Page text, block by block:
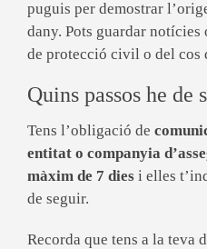
puguis per demostrar
dany. Pots guardar
de protecció civil o del cos
Quins passos he de
Tens l’obligació de
entitat o companyia
màxim de 7 dies i elles
de seguir.
Recorda que tens a la teva